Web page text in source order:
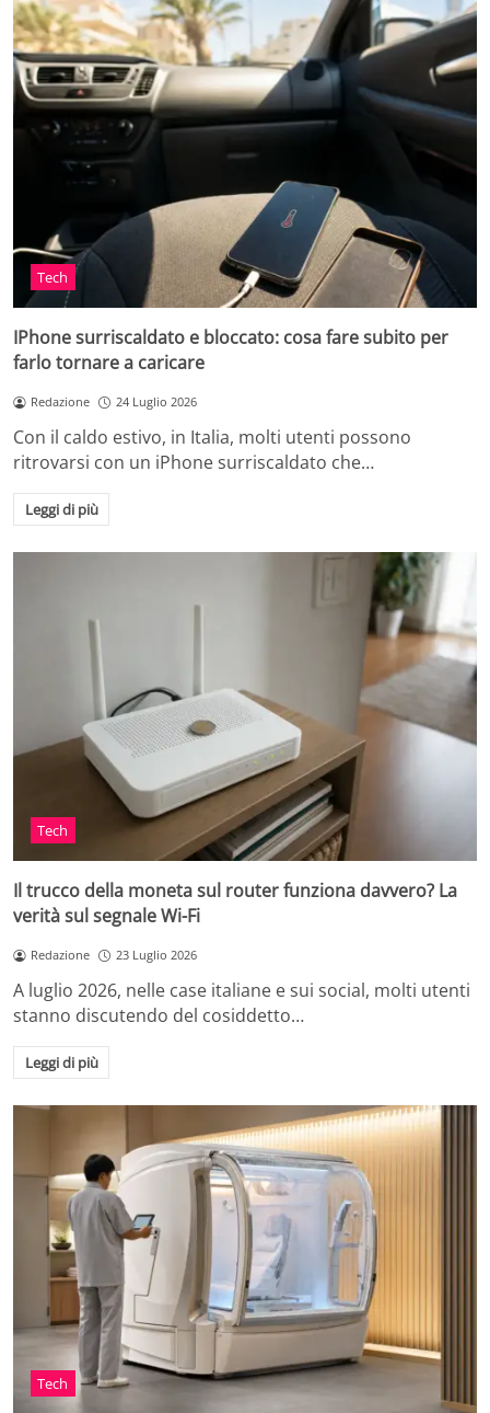
Tech
IPhone surriscaldato e bloccato: cosa fare subito per
farlo tornare a caricare
Redazione 24 Luglio 2026
Con il caldo estivo, in Italia, molti utenti possono
ritrovarsi con un iPhone surriscaldato che…
Leggi di più
Tech
Il trucco della moneta sul router funziona davvero? La
verità sul segnale Wi-Fi
Redazione 23 Luglio 2026
A luglio 2026, nelle case italiane e sui social, molti utenti
stanno discutendo del cosiddetto…
Leggi di più
Tech